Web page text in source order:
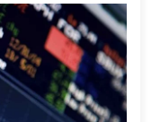
ở Thanh Hoá